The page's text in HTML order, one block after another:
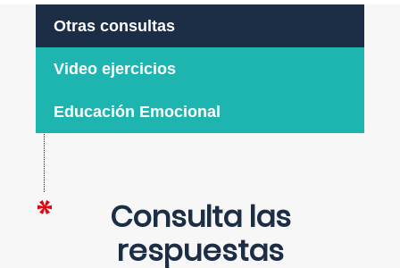
Otras consultas
Video ejercicios
Educación Emocional
Consulta las
respuestas